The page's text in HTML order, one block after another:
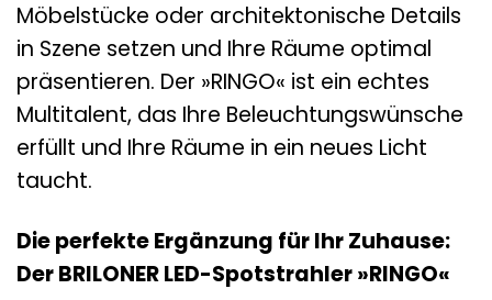
Möbelstücke oder architektonische Details
in Szene setzen und Ihre Räume optimal
präsentieren. Der »RINGO« ist ein echtes
Multitalent, das Ihre Beleuchtungswünsche
erfüllt und Ihre Räume in ein neues Licht
taucht.
Die perfekte Ergänzung für Ihr Zuhause:
Der BRILONER LED-Spotstrahler »RINGO«